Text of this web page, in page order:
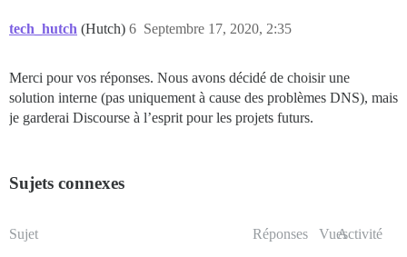
tech_hutch (Hutch) Septembre 17, 2020, 2:35
6
Merci pour vos réponses. Nous avons décidé de choisir une
solution interne (pas uniquement à cause des problèmes DNS), mais
je garderai Discourse à l’esprit pour les projets futurs.
Sujets connexes
Sujet Réponses VuesActivité